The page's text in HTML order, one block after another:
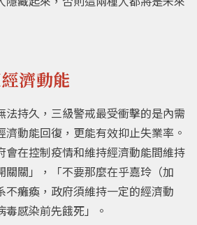
濟動能
法持久，三級警戒最受衝擊的是內需
動能回復，更能有效抑止失業率。
會在控制疫情和維持經濟動能間維持
關關」，「不要那麼在乎嘉玲（加
不癱瘓，政府須維持一定的經濟動
感染前先餓死」。